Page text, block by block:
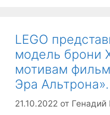
LEGO
модель брони
мотивам
Эра Альтрона».
21.10.2022 от Генадий